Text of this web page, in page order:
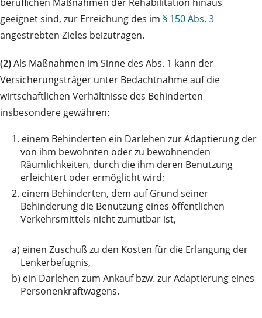
geeignet sind, zur Erreichung des im § 150 Abs. 3
angestrebten Zieles beizutragen.
(2)Als Maßnahmen im Sinne des Abs. 1 kann der
Versicherungsträger unter Bedachtnahme auf die
wirtschaftlichen Verhältnisse des Behinderten
insbesondere gewähren:
1. einem Behinderten ein Darlehen zur Adaptierung der
von ihm bewohnten oder zu bewohnenden
Räumlichkeiten, durch die ihm deren Benutzung
erleichtert oder ermöglicht wird;
2. einem Behinderten, dem auf Grund seiner
Behinderung die Benutzung eines öffentlichen
Verkehrsmittels nicht zumutbar ist,
a) einen Zuschuß zu den Kosten für die Erlangung der
Lenkerbefugnis,
b) ein Darlehen zum Ankauf bzw. zur Adaptierung eines
Personenkraftwagens.